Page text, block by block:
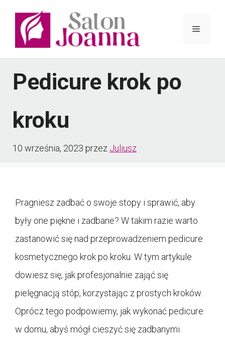
Menu
Pedicure krok po
kroku
10 września, 2023 przez Juliusz
Pragniesz zadbać o swoje stopy i sprawić, aby
były one piękne i zadbane? W takim razie warto
zastanowić się nad przeprowadzeniem pedicure
kosmetycznego krok po kroku. W tym artykule
dowiesz się, jak profesjonalnie zająć się
pielęgnacją stóp, korzystając z prostych kroków.
Oprócz tego podpowiemy, jak wykonać pedicure
w domu, abyś mógł cieszyć się zadbanymi